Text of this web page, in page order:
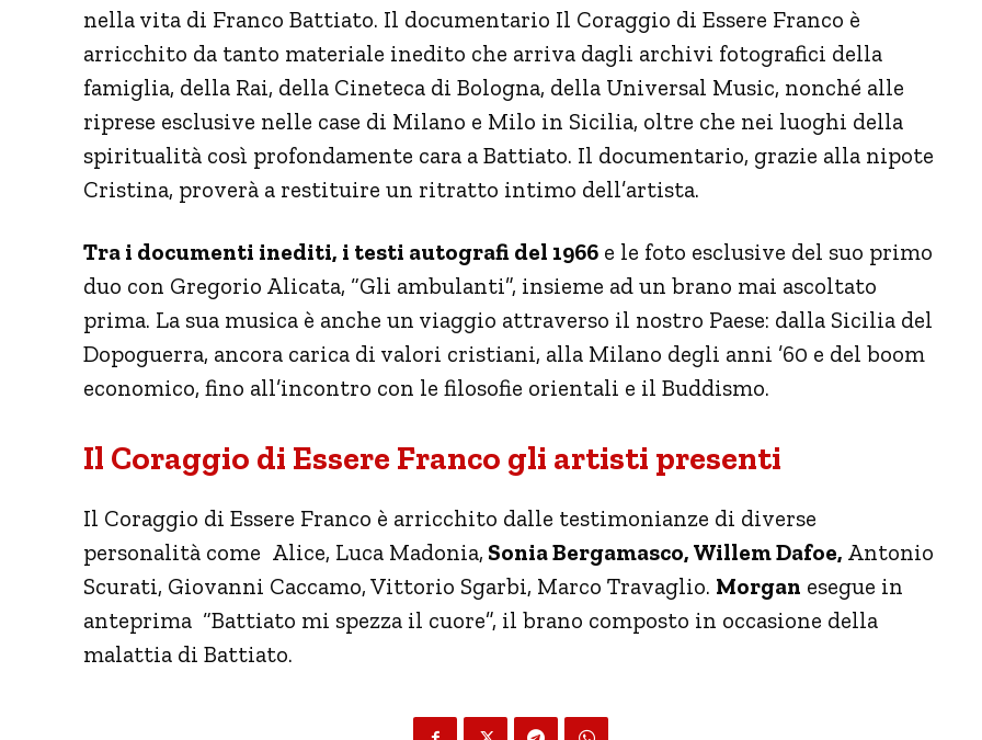
nella vita di Franco Battiato. Il documentario Il Coraggio di Essere Franco è
arricchito da tanto materiale inedito che arriva dagli archivi fotografici della
famiglia, della Rai, della Cineteca di Bologna, della Universal Music, nonché alle
riprese esclusive nelle case di Milano e Milo in Sicilia, oltre che nei luoghi della
spiritualità così profondamente cara a Battiato. Il documentario, grazie alla nipote
Cristina, proverà a restituire un ritratto intimo dell’artista.
Tra i documenti inediti, i testi autografi del 1966 e le foto esclusive del suo primo
duo con Gregorio Alicata, “Gli ambulanti”, insieme ad un brano mai ascoltato
prima. La sua musica è anche un viaggio attraverso il nostro Paese: dalla Sicilia del
Dopoguerra, ancora carica di valori cristiani, alla Milano degli anni ’60 e del boom
economico, fino all’incontro con le filosofie orientali e il Buddismo.
Il Coraggio di Essere Franco gli artisti presenti
Il Coraggio di Essere Franco è arricchito dalle testimonianze di diverse
personalità come Alice, Luca Madonia, Sonia Bergamasco, Willem Dafoe, Antonio
Scurati, Giovanni Caccamo, Vittorio Sgarbi, Marco Travaglio. Morgan esegue in
anteprima “Battiato mi spezza il cuore”, il brano composto in occasione della
malattia di Battiato.